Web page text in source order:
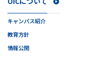
キャンパス紹介
教育方針
情報公開